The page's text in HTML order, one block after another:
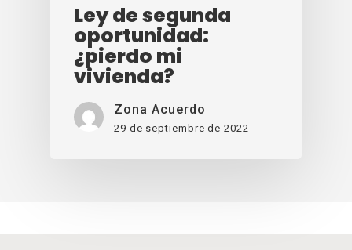
Ley de segunda
oportunidad:
¿pierdo mi
vivienda?
Zona Acuerdo
29 de septiembre de 2022